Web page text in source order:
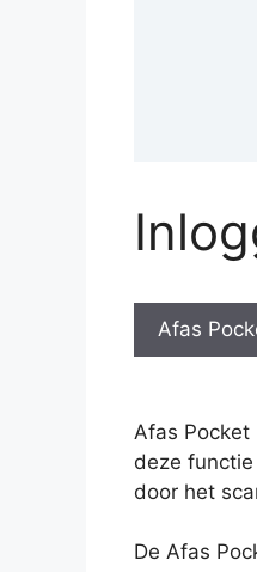
Afas
Afas
deze
door het
De Afas